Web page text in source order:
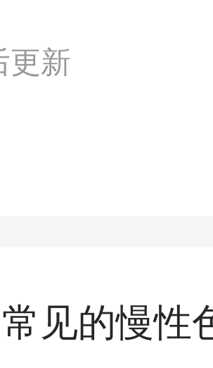
更新
见的慢性